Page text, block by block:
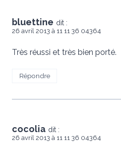
bluettine dit :
26 avril 2013 à 11 11 36 04364
Très réussi et très bien porté.
Répondre
cocolia dit :
26 avril 2013 à 11 11 36 04364